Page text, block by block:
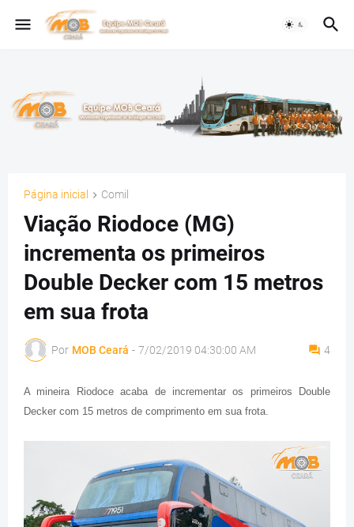
Página inicial Comil
Viação Riodoce (MG)
incrementa os primeiros
Double Decker com 15 metros
em sua frota
Por MOB Ceará - 7/02/2019 04:30:00 AM 4
A mineira Riodoce acaba de incrementar os primeiros Double
Decker com 15 metros de comprimento em sua frota.